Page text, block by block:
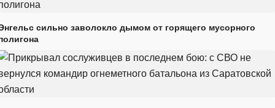
сильно заволокло дымом от горящего мусорного